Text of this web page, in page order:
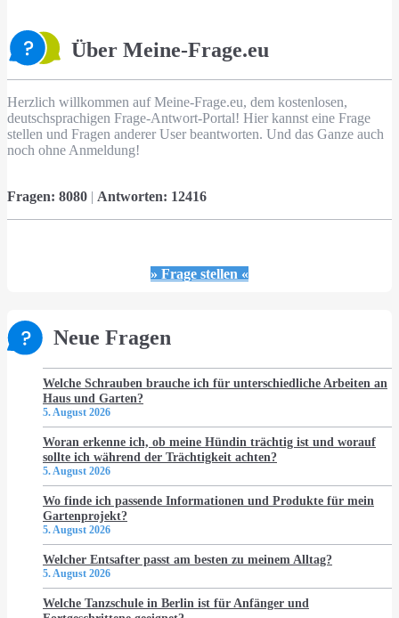
Über Meine-Frage.eu
Herzlich willkommen auf Meine-Frage.eu, dem kostenlosen,
deutschsprachigen Frage-Antwort-Portal! Hier kannst eine Frage
stellen und Fragen anderer User beantworten. Und das Ganze auch
noch ohne Anmeldung!
Fragen: 8080 | Antworten: 12416
» Frage stellen «
Neue Fragen
Welche Schrauben brauche ich für unterschiedliche Arbeiten an
Haus und Garten?
5. August 2026
Woran erkenne ich, ob meine Hündin trächtig ist und worauf
sollte ich während der Trächtigkeit achten?
5. August 2026
Wo finde ich passende Informationen und Produkte für mein
Gartenprojekt?
5. August 2026
Welcher Entsafter passt am besten zu meinem Alltag?
5. August 2026
Welche Tanzschule in Berlin ist für Anfänger und